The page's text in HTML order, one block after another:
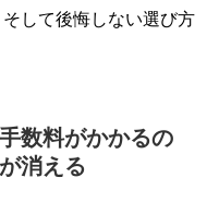
して後悔しない選び方
数料がかかるの
消える